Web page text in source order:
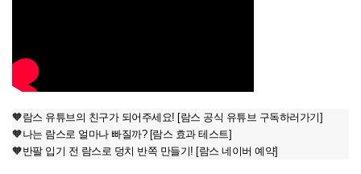
🧡람스 유튜브의 친구가 되어주세요! [람스 공식 유튜브 구독하러가기]
🧡나는 람스로 얼마나 빠질까? [람스 효과 테스트]
🧡반팔 입기 전 람스로 덩치 반쪽 만들기! [람스 네이버 예약]